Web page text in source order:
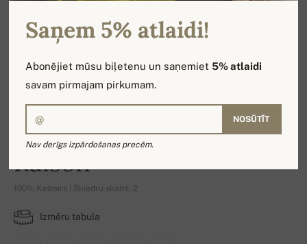
Raison
100% Kašmirs | Šķiedru skaits: 2
Izmēru tabula
Saņem 5% atlaidi!
Abonējiet mūsu biļetenu un saņemiet5% atlaidi
savam pirmajam pirkumam.
NOSŪTĪT
Nav derīgs izpārdošanas precēm.